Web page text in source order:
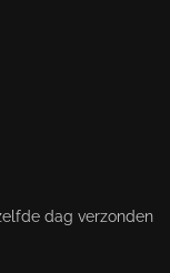
dag verzonden